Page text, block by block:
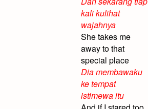
kali kulihat
wajahnya
She takes me
away to that
special place
Dia membawaku
ke tempat
istimewa itu